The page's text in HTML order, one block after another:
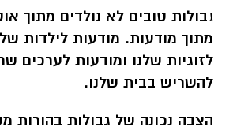
גבולות טובים לא נולדים מתוך
מתוך מודעות. מודעות לילדות
לזוגיות שלנו ומודעות לערכים
להשריש בבית שלנו.
הצבה נכונה של גבולות בהורות